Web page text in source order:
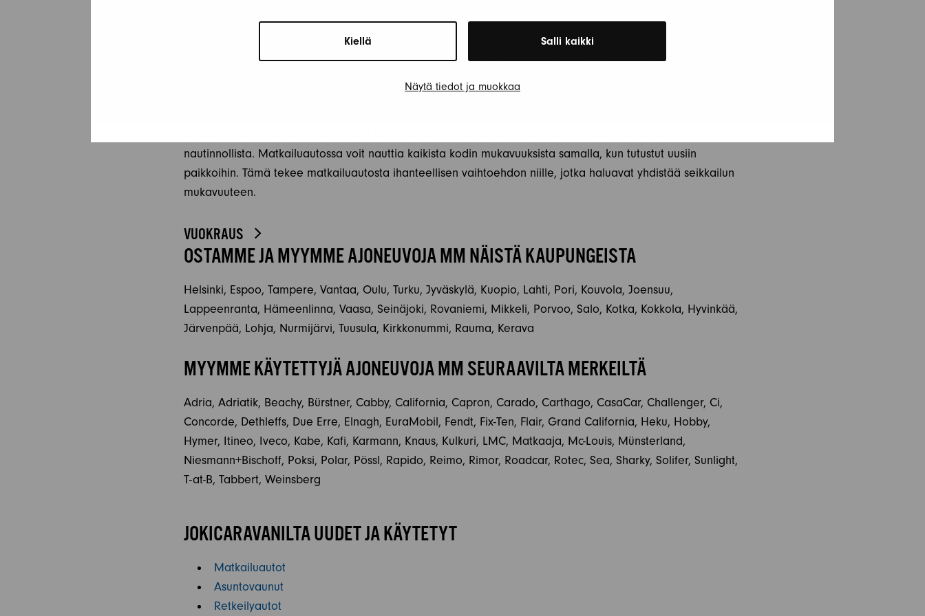
Kiellä Salli kaikki
Näytä tiedot ja muokkaa
tarjoavatkin ekologisemman tavan matkustaa. Modernit matkailuautot ovat entistä
polttoainetehokkaampia ja suunniteltu vähentämään ympäristövaikutuksia. Lisäksi, kun koko matkaseurue
matkustaa yhdessä, vähenevät päästöt henkilöä kohden verrattuna siihen, että jokainen matkustaisi
nautinnollista. Matkailuautossa voit nauttia kaikista kodin mukavuuksista samalla, kun tutustut uusiin
paikkoihin. Tämä tekee matkailuautosta ihanteellisen vaihtoehdon niille, jotka haluavat yhdistää seikkailun
mukavuuteen.
VUOKRAUS
OSTAMME JA MYYMME AJONEUVOJA MM NÄISTÄ KAUPUNGEISTA
Helsinki, Espoo, Tampere, Vantaa, Oulu, Turku, Jyväskylä, Kuopio, Lahti, Pori, Kouvola, Joensuu,
Lappeenranta, Hämeenlinna, Vaasa, Seinäjoki, Rovaniemi, Mikkeli, Porvoo, Salo, Kotka, Kokkola, Hyvinkää,
Järvenpää, Lohja, Nurmijärvi, Tuusula, Kirkkonummi, Rauma, Kerava
MYYMME KÄYTETTYJÄ AJONEUVOJA MM SEURAAVILTA MERKEILTÄ
Adria, Adriatik, Beachy, Bürstner, Cabby, California, Capron, Carado, Carthago, CasaCar, Challenger, Ci,
Concorde, Dethleffs, Due Erre, Elnagh, EuraMobil, Fendt, Fix-Ten, Flair, Grand California, Heku, Hobby,
Hymer, Itineo, Iveco, Kabe, Kafi, Karmann, Knaus, Kulkuri, LMC, Matkaaja, Mc-Louis, Münsterland,
Niesmann+Bischoff, Poksi, Polar, Pössl, Rapido, Reimo, Rimor, Roadcar, Rotec, Sea, Sharky, Solifer, Sunlight,
T-at-B, Tabbert, Weinsberg
JOKICARAVANILTA UUDET JA KÄYTETYT
Matkailuautot
Asuntovaunut
Retkeilyautot